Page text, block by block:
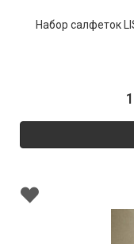
Набор салфеток